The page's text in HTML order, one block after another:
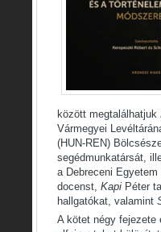
között megtalálhatjuk
Vármegyei
(HUN-REN)
segédmunkatársát,
a Debreceni
docenst, Kapi Péter
hallgatókat, valamint
A kötet négy fejezete